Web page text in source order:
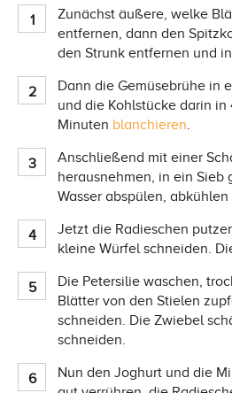
Zunächst äußere, welke
entfernen, dann den
den Strunk entfernen und
Dann die Gemüsebrühe in
und die Kohlstücke darin in
Minuten blanchieren.
Anschließend mit einer
herausnehmen, in ein Sieb
Wasser abspülen,
Jetzt die Radieschen
kleine Würfel schneiden.
Die Petersilie waschen,
Blätter von den Stielen
schneiden. Die Zwiebel
schneiden.
Nun den Joghurt und die